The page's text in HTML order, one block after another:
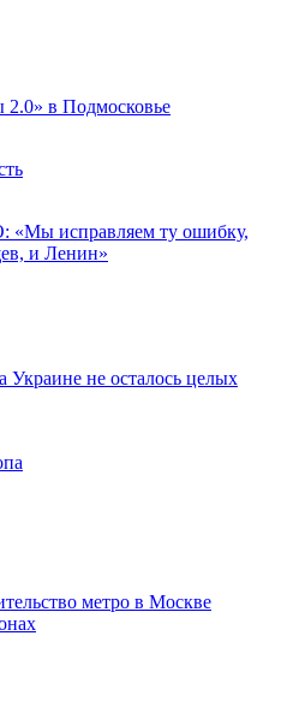
в Подмосковье
«Мы исправляем ту ошибку,
и Ленин»
Украине не осталось целых
метро в Москве